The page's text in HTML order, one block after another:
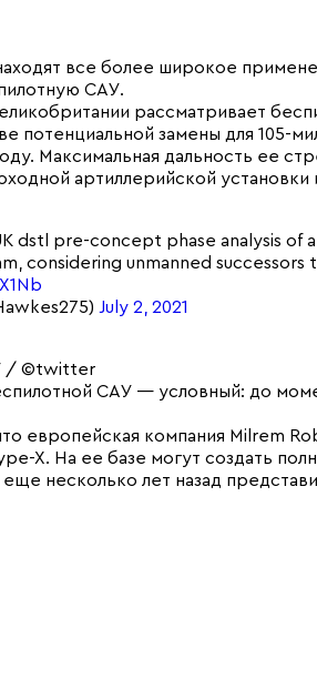
все более широкое
САУ.
рассматривает
потенциальной замены для 105-
Максимальная дальность ее
артиллерийской
dstl pre-concept phase analysis of
considering unmanned successors
July 2, 2021
/ ©twitter
САУ — условный: до
европейская компания Milrem
X. На ее базе могут создать
несколько лет назад